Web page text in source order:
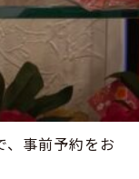
、事前予約をお